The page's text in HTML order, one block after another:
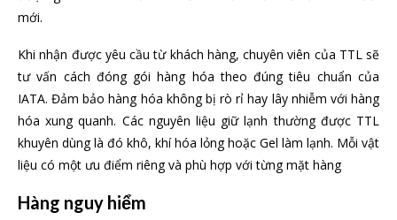
mới.
Khi nhận được yêu cầu từ khách hàng, chuyên viên của TTL sẽ
tư vấn cách đóng gói hàng hóa theo đúng tiêu chuẩn của
IATA. Đảm bảo hàng hóa không bị rò rỉ hay lây nhiễm với hàng
hóa xung quanh. Các nguyên liệu giữ lạnh thường được TTL
khuyên dùng là đó khô, khí hóa lỏng hoặc Gel làm lạnh. Mỗi vật
liệu có một ưu điểm riêng và phù hợp với từng mặt hàng
Hàng nguy hiểm